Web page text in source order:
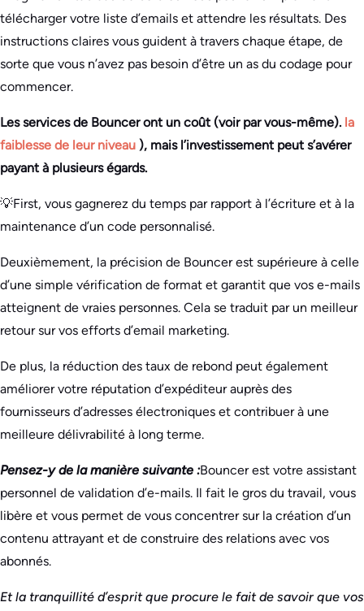
télécharger votre liste d’emails et attendre les résultats. Des
instructions claires vous guident à travers chaque étape, de
sorte que vous n’avez pas besoin d’être un as du codage pour
commencer.
Les services de Bouncer ont un coût (voir par vous-même). la
faiblesse de leur niveau ), mais l’investissement peut s’avérer
payant à plusieurs égards.
💡First, vous gagnerez du temps par rapport à l’écriture et à la
maintenance d’un code personnalisé.
Deuxièmement, la précision de Bouncer est supérieure à celle
d’une simple vérification de format et garantit que vos e-mails
atteignent de vraies personnes. Cela se traduit par un meilleur
retour sur vos efforts d’email marketing.
De plus, la réduction des taux de rebond peut également
améliorer votre réputation d’expéditeur auprès des
fournisseurs d’adresses électroniques et contribuer à une
meilleure délivrabilité à long terme.
Pensez-y de la manière suivante :Bouncer est votre assistant
personnel de validation d’e-mails. Il fait le gros du travail, vous
libère et vous permet de vous concentrer sur la création d’un
contenu attrayant et de construire des relations avec vos
abonnés.
Et la tranquillité d’esprit que procure le fait de savoir que vos